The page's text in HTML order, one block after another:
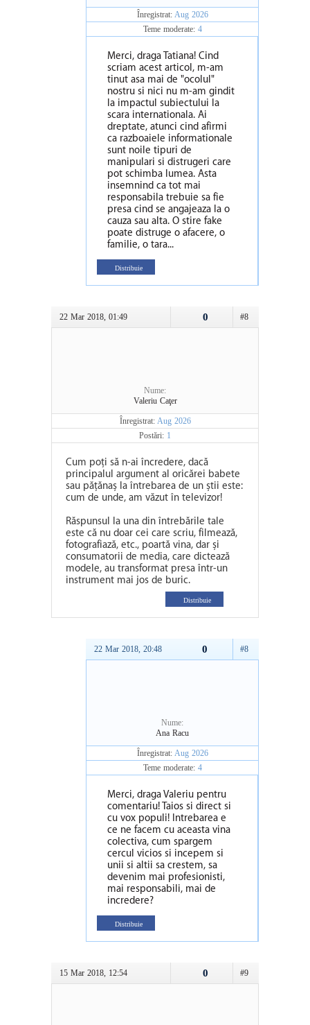
Merci, draga Tatiana! Cind
scriam acest articol, m-am
tinut asa mai de "ocolul"
nostru si nici nu m-am gindit
la impactul subiectului la
scara internationala. Ai
dreptate, atunci cind afirmi
ca razboaiele informationale
sunt noile tipuri de
manipulari si distrugeri care
pot schimba lumea. Asta
insemnind ca tot mai
responsabila trebuie sa fie
presa cind se angajeaza la o
cauza sau alta. O stire fake
poate distruge o afacere, o
familie, o tara...
Distribuie
Înregistrat: Aug 2026
Teme moderate: 4
22 Mar 2018, 01:49 #8
0
Nume:
Valeriu Caţer
Înregistrat: Aug 2026
Postări: 1
Cum poți să n-ai încredere, dacă
principalul argument al oricărei babete
sau pățănaș la întrebarea de un știi este:
cum de unde, am văzut în televizor!
Răspunsul la una din întrebările tale
este că nu doar cei care scriu, filmează,
fotografiază, etc., poartă vina, dar și
consumatorii de media, care dictează
modele, au transformat presa într-un
instrument mai jos de buric.
Distribuie
22 Mar 2018, 20:48 #8
0
Merci, draga Valeriu pentru
comentariu! Taios si direct si
cu vox populi! Intrebarea e
ce ne facem cu aceasta vina
colectiva, cum spargem
cercul vicios si incepem si
unii si altii sa crestem, sa
devenim mai profesionisti,
mai responsabili, mai de
incredere?
Distribuie
Nume:
Ana Racu
Înregistrat: Aug 2026
Teme moderate: 4
15 Mar 2018, 12:54 #9
0